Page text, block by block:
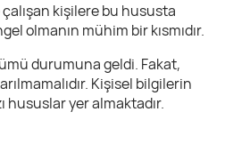
kişilere bu hususta
olmanın mühim bir kısmıdır.
durumuna geldi. Fakat,
Kişisel bilgilerin
hususlar yer almaktadır.